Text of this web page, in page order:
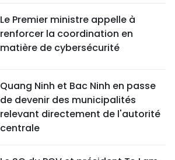
Le Premier ministre appelle à
renforcer la coordination en
matière de cybersécurité
Quang Ninh et Bac Ninh en passe
de devenir des municipalités
relevant directement de l'autorité
centrale